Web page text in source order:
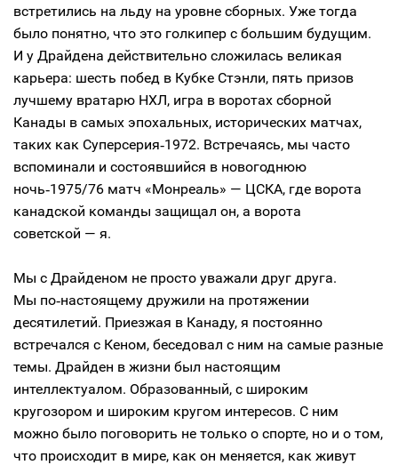
встретились на льду на уровне сборных. Уже тогда
было понятно, что это голкипер с большим будущим.
И у Драйдена действительно сложилась великая
карьера: шесть побед в Кубке Стэнли, пять призов
лучшему вратарю НХЛ, игра в воротах сборной
Канады в самых эпохальных, исторических матчах,
таких как Суперсерия‑1972. Встречаясь, мы часто
вспоминали и состоявшийся в новогоднюю
ночь‑1975/76 матч «Монреаль» — ЦСКА, где ворота
канадской команды защищал он, а ворота
советской — я.
Мы с Драйденом не просто уважали друг друга.
Мы по‑настоящему дружили на протяжении
десятилетий. Приезжая в Канаду, я постоянно
встречался с Кеном, беседовал с ним на самые разные
темы. Драйден в жизни был настоящим
интеллектуалом. Образованный, с широким
кругозором и широким кругом интересов. С ним
можно было поговорить не только о спорте, но и о том,
что происходит в мире, как он меняется, как живут